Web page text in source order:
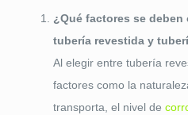
¿Qué factores se
tubería revestida y
Al elegir entre tubería
factores como la
transporta, el nivel de